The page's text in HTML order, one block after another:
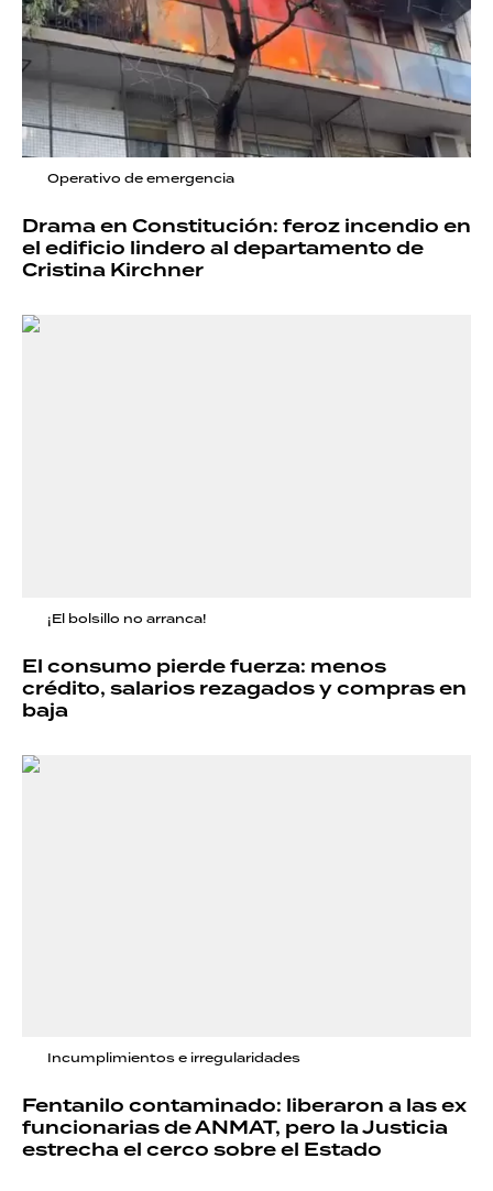
Operativo de emergencia
Drama en Constitución: feroz incendio en
el edificio lindero al departamento de
Cristina Kirchner
¡El bolsillo no arranca!
El consumo pierde fuerza: menos
crédito, salarios rezagados y compras en
baja
Incumplimientos e irregularidades
Fentanilo contaminado: liberaron a las ex
funcionarias de ANMAT, pero la Justicia
estrecha el cerco sobre el Estado